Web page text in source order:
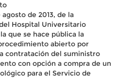
de 2013, de la
Hospital Universitario
que se hace pública la
abierto por
contratación del suministro
con opción a compra de un
para el Servicio de